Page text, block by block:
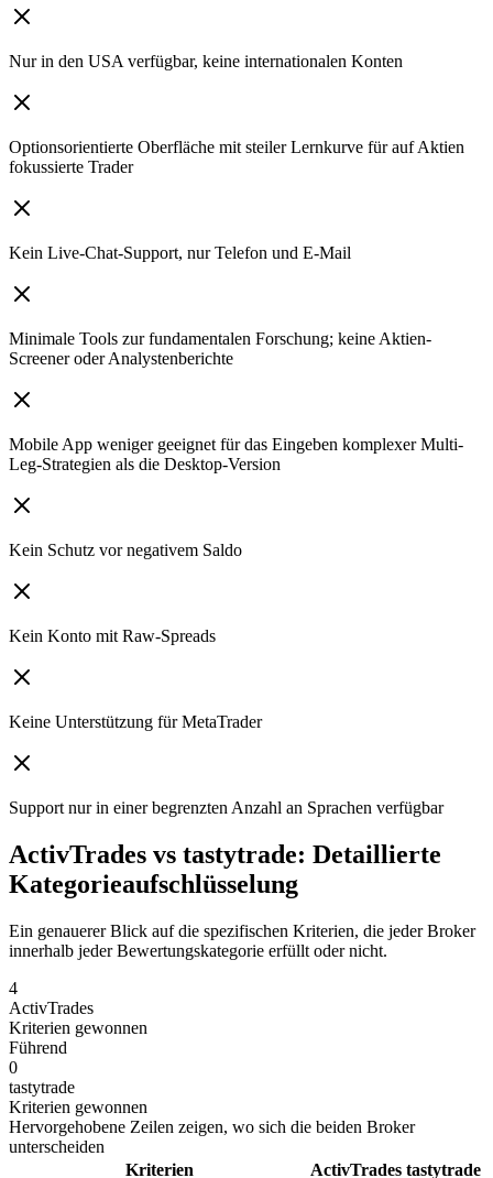
Nur in den USA verfügbar, keine internationalen Konten
Optionsorientierte Oberfläche mit steiler Lernkurve für auf Aktien
fokussierte Trader
Kein Live-Chat-Support, nur Telefon und E-Mail
Minimale Tools zur fundamentalen Forschung; keine Aktien-
Screener oder Analystenberichte
Mobile App weniger geeignet für das Eingeben komplexer Multi-
Leg-Strategien als die Desktop-Version
Kein Schutz vor negativem Saldo
Kein Konto mit Raw-Spreads
Keine Unterstützung für MetaTrader
Support nur in einer begrenzten Anzahl an Sprachen verfügbar
ActivTrades vs tastytrade: Detaillierte
Kategorieaufschlüsselung
Ein genauerer Blick auf die spezifischen Kriterien, die jeder Broker
innerhalb jeder Bewertungskategorie erfüllt oder nicht.
4
ActivTrades
Kriterien gewonnen
Führend
0
tastytrade
Kriterien gewonnen
Hervorgehobene Zeilen zeigen, wo sich die beiden Broker
unterscheiden
Kriterien
ActivTrades tastytrade